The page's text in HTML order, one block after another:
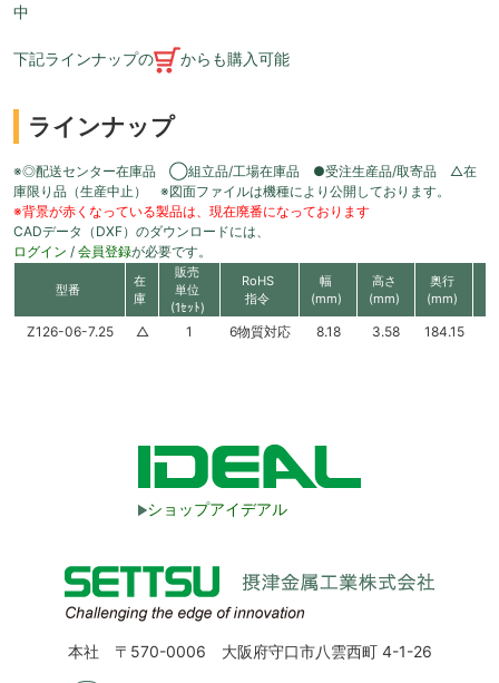
中
下記ラインナップの からも購入可能
ラインナップ
※◎配送センター在庫品 ◯組立品/工場在庫品 ●受注生産品/取寄品 △在
庫限り品（生産中止） ※図面ファイルは機種により公開しております。
※背景が赤くなっている製品は、現在廃番になっております
CADデータ（DXF）のダウンロードには、
ログイン / 会員登録が必要です。
型番
在
庫
販売
単位
(1ｾｯﾄ)
RoHS
指令
幅
(mm)
高さ
(mm)
奥行
(mm)
Z126-06-7.25 △ 1 6物質対応 8.18 3.58 184.15
ショップアイデアル
本社 〒570-0006 大阪府守口市八雲西町 4-1-26